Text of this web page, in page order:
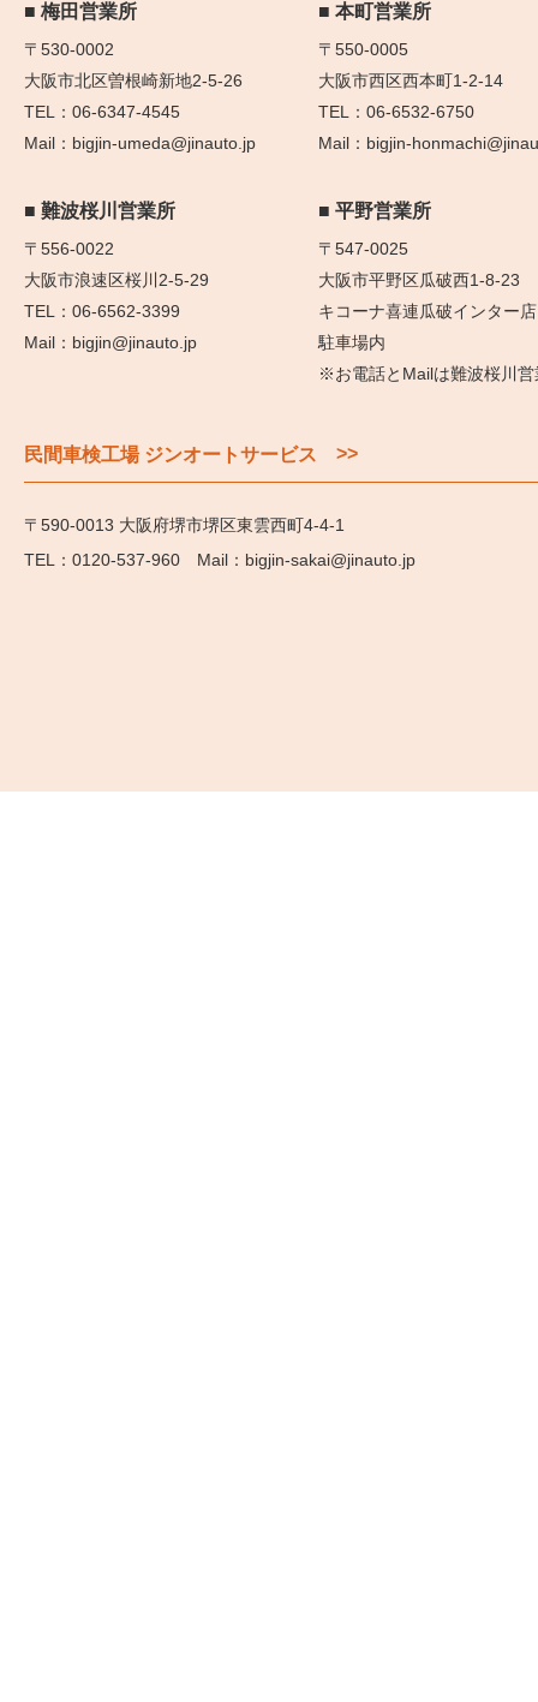
梅田営業所
〒530-0002
大阪市北区曽根崎新地2-5-26
06-6347-4545
bigjin-umeda@jinauto.jp
本町営業所
〒550-0005
大阪市西区西本町1-2-14
06-6532-6750
bigjin-
難波桜川営業所
〒556-0022
大阪市浪速区桜川2-5-29
06-6562-3399
bigjin@jinauto.jp
平野営業所
〒547-0025
大阪市平野区瓜破西1-8-23
キコーナ喜連瓜破インター店
駐車場内
※お電話とMailは難波桜川営
民間車検工場 ジンオートサービス >>
〒590-0013 大阪府堺市堺区東雲西町4-4-1
0120-537-960
bigjin-sakai@jinauto.jp